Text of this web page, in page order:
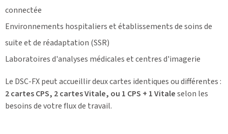
connectée
Environnements hospitaliers et établissements de soins de
suite et de réadaptation (SSR)
Laboratoires d'analyses médicales et centres d'imagerie
Le DSC-FX peut accueillir deux cartes identiques ou différentes :
2 cartes CPS, 2 cartes Vitale, ou 1 CPS + 1 Vitaleselon les
besoins de votre flux de travail.